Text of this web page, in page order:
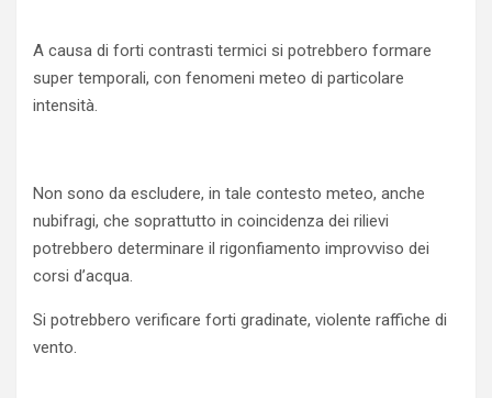
A causa di forti contrasti termici si potrebbero formare
super temporali, con fenomeni meteo di particolare
intensità.
Non sono da escludere, in tale contesto meteo, anche
nubifragi, che soprattutto in coincidenza dei rilievi
potrebbero determinare il rigonfiamento improvviso dei
corsi d’acqua.
Si potrebbero verificare forti gradinate, violente raffiche di
vento.